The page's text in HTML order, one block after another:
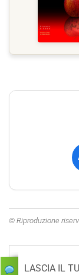
© Riproduzione
LASCIA IL